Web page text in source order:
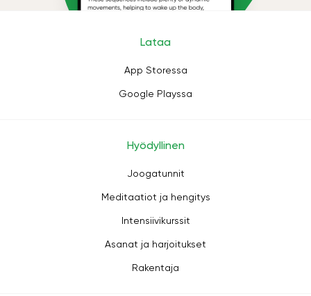
Lataa
App Storessa
Google Playssa
Hyödyllinen
Joogatunnit
Meditaatiot ja hengitys
Intensiivikurssit
Asanat ja harjoitukset
Rakentaja